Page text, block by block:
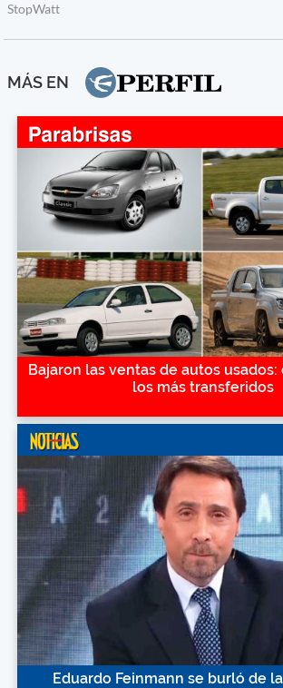
MÁS EN
Bajaron las ventas de autos
los más transferidos
Eduardo Feinmann se burló de